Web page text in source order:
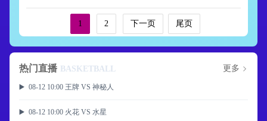
1 2 下一页 尾页
热门直播 BASKETBALL 更多
▶️ 08-12 10:00 王牌 VS 神秘人
▶️ 08-12 10:00 火花 VS 水星